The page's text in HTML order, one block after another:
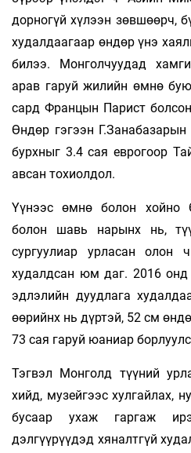
дор­ногүй хү­лээн зөвшөөрч,
ху­дал­даагаар өндөр үнэ
би­лээ. Монголчуудад
арав гаруй жилийн өмнө
сард Францын Парист
Өндөр гэгээн
бурх­ныг 3.4 сая еврогоор
авсан то­хиолдол.
Үүнээс өмнө болон хойно
болон шавь нарынх нь,
сургуулиар урласан олон
худалдсан юм даг. 2016
эдлэлийн дуудлага
өөрийнх нь дүртэй, 52 см
73 сая гаруй юаниар
Тэгвэл Монголд түүний
хийд, музейгээс хулгайлах,
бусаар ухаж гаргаж
дэлгүүрүүдэд хяналтгүй